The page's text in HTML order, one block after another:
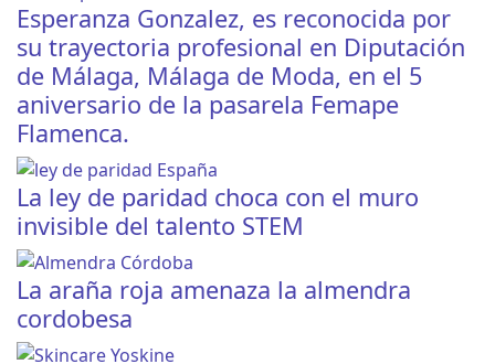
Esperanza Gonzalez, es reconocida por
su trayectoria profesional en Diputación
de Málaga, Málaga de Moda, en el 5
aniversario de la pasarela Femape
Flamenca.
La ley de paridad choca con el muro
invisible del talento STEM
La araña roja amenaza la almendra
cordobesa